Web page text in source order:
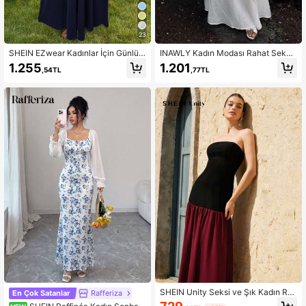
23
SHEIN EZwear Kadınlar İçin Günlük
Lacivert Uzun Elbise
1.255 ,54TL
En Çok Satanlar Rafferiza
INAWLY Kadın Modası Rahat Seksi
Romantik Basit Düz Renk Uzun Elbi
se
1.201 ,77TL
SHEIN Unity Seksi ve Şık Kadın Ro
mantik Askısız Renk Bloklu Pileli Şif